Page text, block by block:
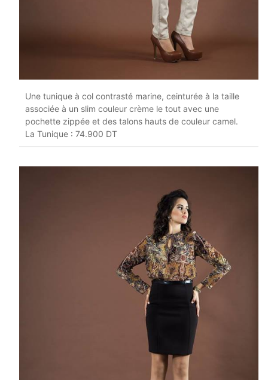
Une tunique à col contrasté marine, ceinturée à la taille
associée à un slim couleur crème le tout avec une
pochette zippée et des talons hauts de couleur camel.
La Tunique : 74.900 DT